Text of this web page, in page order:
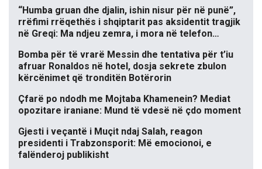
“Humba gruan dhe djalin, ishin nisur për në punë”,
rrëfimi rrëqethës i shqiptarit pas aksidentit tragjik
në Greqi: Ma ndjeu zemra, i mora në telefon…
Bomba për të vrarë Messin dhe tentativa për t’iu
afruar Ronaldos në hotel, dosja sekrete zbulon
kërcënimet që tronditën Botërorin
Çfarë po ndodh me Mojtaba Khamenein? Mediat
opozitare iraniane: Mund të vdesë në çdo moment
Gjesti i veçantë i Muçit ndaj Salah, reagon
presidenti i Trabzonsporit: Më emocionoi, e
falënderoj publikisht